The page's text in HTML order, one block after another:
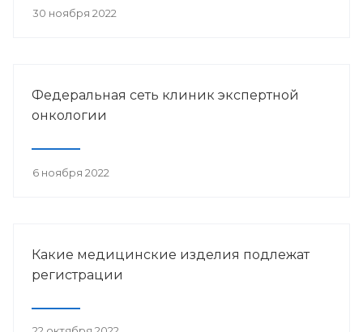
30 ноября 2022
Федеральная сеть клиник экспертной
онкологии
6 ноября 2022
Какие медицинские изделия подлежат
регистрации